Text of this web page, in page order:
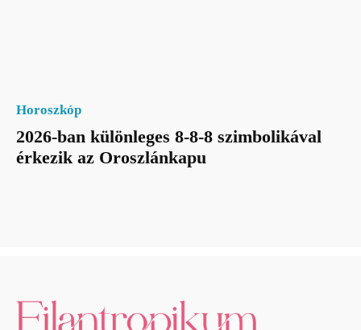
Horoszkóp
2026-ban különleges 8-8-8 szimbolikával
érkezik az Oroszlánkapu